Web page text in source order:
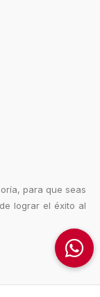
para que seas
lograr el éxito al